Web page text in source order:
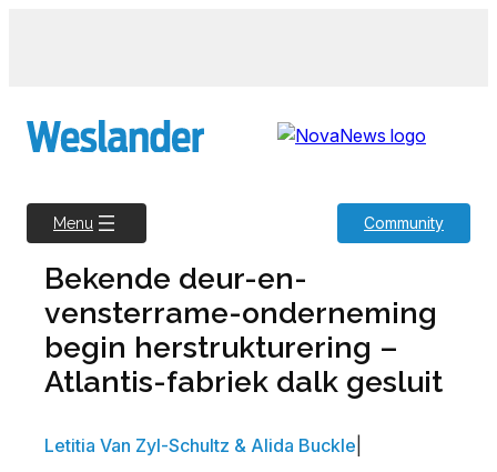
Menu Community
Bekende deur-en-
vensterrame-onderneming
begin herstrukturering –
Atlantis-fabriek dalk gesluit
Letitia Van Zyl-Schultz & Alida Buckle